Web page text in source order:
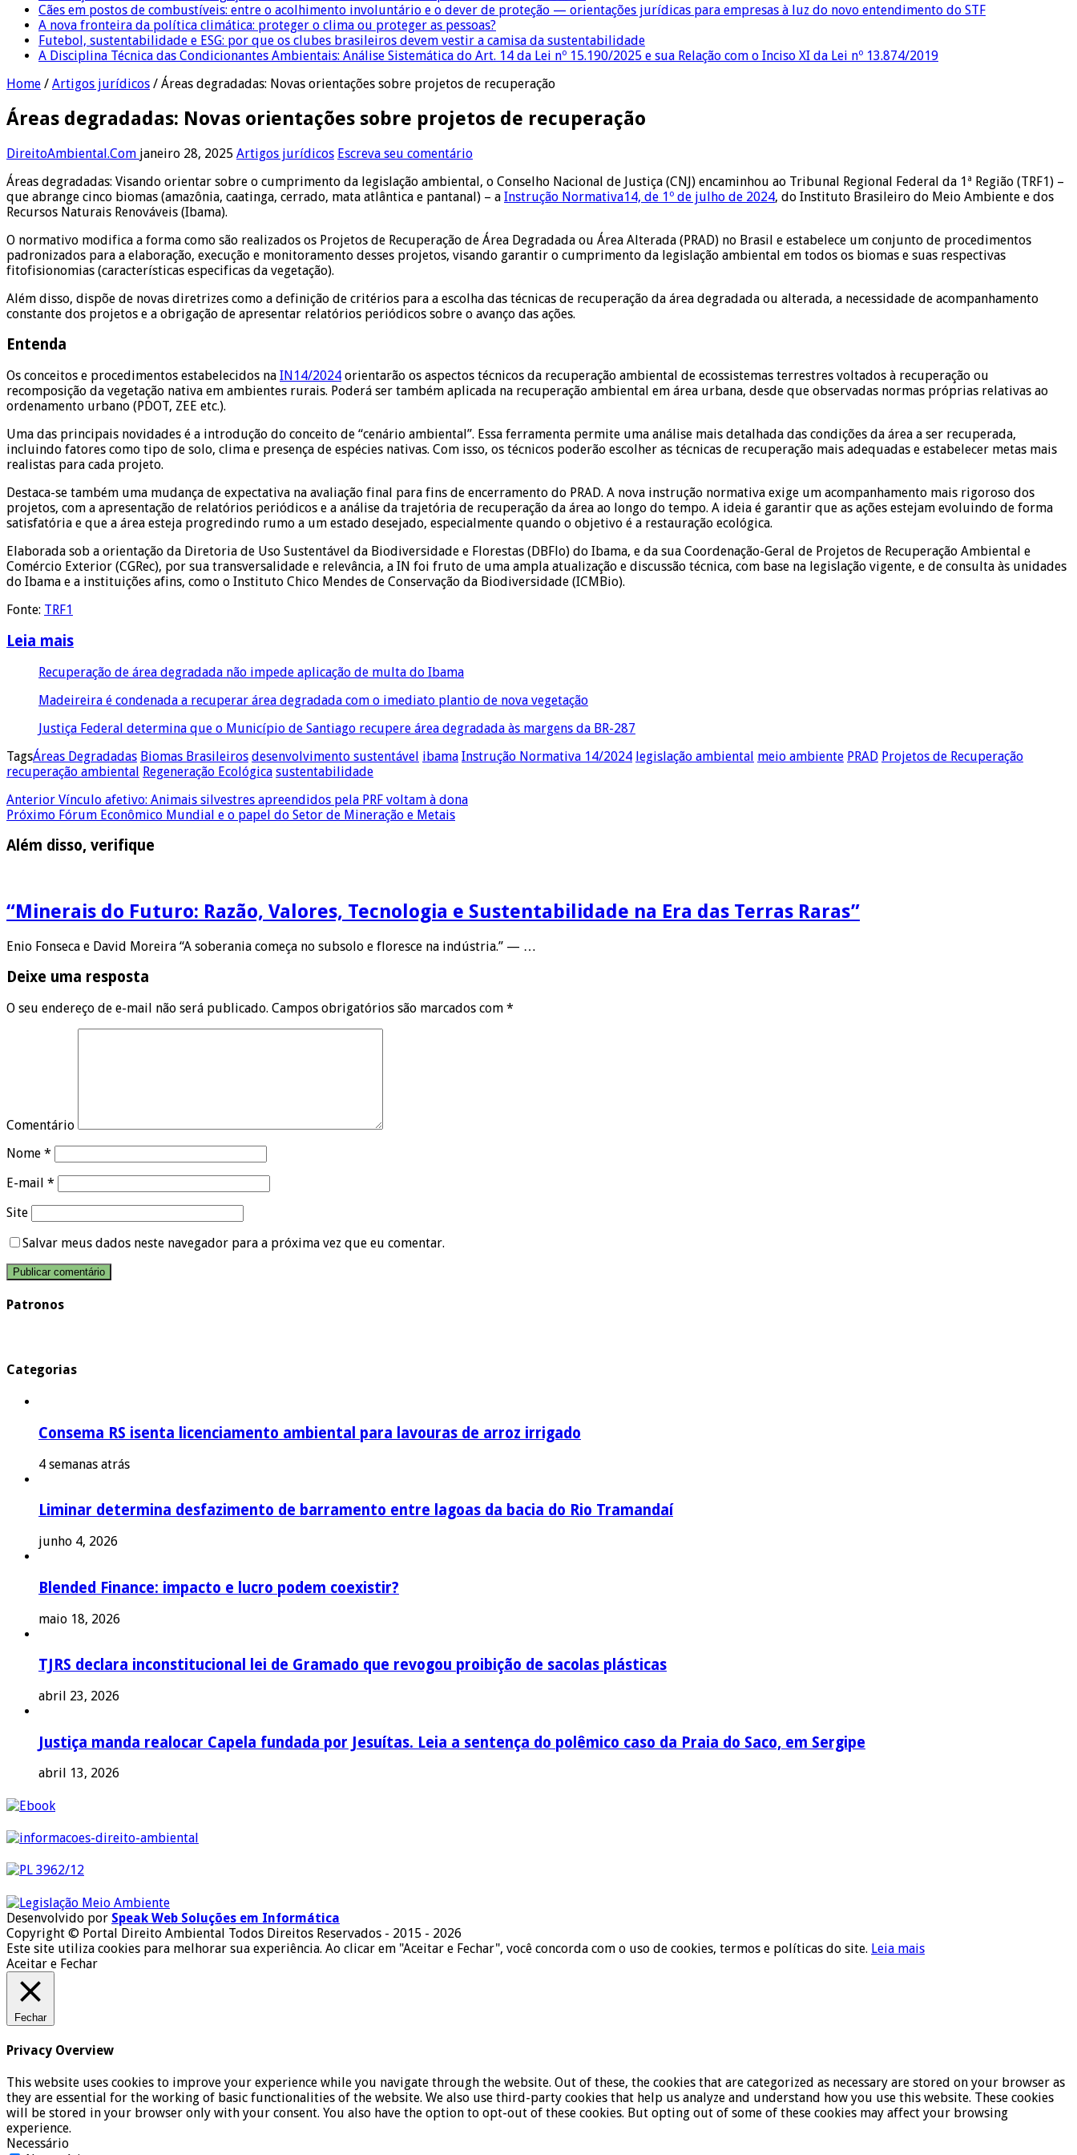
Cães em postos de combustíveis: entre o acolhimento involuntário e o dever de proteção — orientações jurídicas para empresas à luz do novo entendimento do STF
A nova fronteira da política climática: proteger o clima ou proteger as pessoas?
Futebol, sustentabilidade e ESG: por que os clubes brasileiros devem vestir a camisa da sustentabilidade
A Disciplina Técnica das Condicionantes Ambientais: Análise Sistemática do Art. 14 da Lei nº 15.190/2025 e sua Relação com o Inciso XI da Lei nº 13.874/2019
Home / Artigos jurídicos / Áreas degradadas: Novas orientações sobre projetos de recuperação
Áreas degradadas: Novas orientações sobre projetos de recuperação
DireitoAmbiental.Com janeiro 28, 2025 Artigos jurídicos Escreva seu comentário
Áreas degradadas: Visando orientar sobre o cumprimento da legislação ambiental, o Conselho Nacional de Justiça (CNJ) encaminhou ao Tribunal Regional Federal da 1ª Região (TRF1) –
que abrange cinco biomas (amazônia, caatinga, cerrado, mata atlântica e pantanal) – a Instrução Normativa14, de 1º de julho de 2024, do Instituto Brasileiro do Meio Ambiente e dos
Recursos Naturais Renováveis (Ibama).
O normativo modifica a forma como são realizados os Projetos de Recuperação de Área Degradada ou Área Alterada (PRAD) no Brasil e estabelece um conjunto de procedimentos
padronizados para a elaboração, execução e monitoramento desses projetos, visando garantir o cumprimento da legislação ambiental em todos os biomas e suas respectivas
fitofisionomias (características especificas da vegetação).
Além disso, dispõe de novas diretrizes como a definição de critérios para a escolha das técnicas de recuperação da área degradada ou alterada, a necessidade de acompanhamento
constante dos projetos e a obrigação de apresentar relatórios periódicos sobre o avanço das ações.
Entenda
Os conceitos e procedimentos estabelecidos na IN14/2024 orientarão os aspectos técnicos da recuperação ambiental de ecossistemas terrestres voltados à recuperação ou
recomposição da vegetação nativa em ambientes rurais. Poderá ser também aplicada na recuperação ambiental em área urbana, desde que observadas normas próprias relativas ao
ordenamento urbano (PDOT, ZEE etc.).
Uma das principais novidades é a introdução do conceito de “cenário ambiental”. Essa ferramenta permite uma análise mais detalhada das condições da área a ser recuperada,
incluindo fatores como tipo de solo, clima e presença de espécies nativas. Com isso, os técnicos poderão escolher as técnicas de recuperação mais adequadas e estabelecer metas mais
realistas para cada projeto.
Destaca-se também uma mudança de expectativa na avaliação final para fins de encerramento do PRAD. A nova instrução normativa exige um acompanhamento mais rigoroso dos
projetos, com a apresentação de relatórios periódicos e a análise da trajetória de recuperação da área ao longo do tempo. A ideia é garantir que as ações estejam evoluindo de forma
satisfatória e que a área esteja progredindo rumo a um estado desejado, especialmente quando o objetivo é a restauração ecológica.
Elaborada sob a orientação da Diretoria de Uso Sustentável da Biodiversidade e Florestas (DBFlo) do Ibama, e da sua Coordenação-Geral de Projetos de Recuperação Ambiental e
Comércio Exterior (CGRec), por sua transversalidade e relevância, a IN foi fruto de uma ampla atualização e discussão técnica, com base na legislação vigente, e de consulta às unidades
do Ibama e a instituições afins, como o Instituto Chico Mendes de Conservação da Biodiversidade (ICMBio).
Fonte: TRF1
Leia mais
Recuperação de área degradada não impede aplicação de multa do Ibama
Madeireira é condenada a recuperar área degradada com o imediato plantio de nova vegetação
Justiça Federal determina que o Município de Santiago recupere área degradada às margens da BR-287
TagsÁreas Degradadas Biomas Brasileiros desenvolvimento sustentável ibama Instrução Normativa 14/2024 legislação ambiental meio ambiente PRAD Projetos de Recuperação
recuperação ambiental Regeneração Ecológica sustentabilidade
Anterior Vínculo afetivo: Animais silvestres apreendidos pela PRF voltam à dona
Próximo Fórum Econômico Mundial e o papel do Setor de Mineração e Metais
Além disso, verifique
“Minerais do Futuro: Razão, Valores, Tecnologia e Sustentabilidade na Era das Terras Raras”
Enio Fonseca e David Moreira “A soberania começa no subsolo e floresce na indústria.” — …
Deixe uma resposta
O seu endereço de e-mail não será publicado. Campos obrigatórios são marcados com *
Comentário
Nome *
E-mail *
Site
Salvar meus dados neste navegador para a próxima vez que eu comentar.
Patronos
Categorias
Consema RS isenta licenciamento ambiental para lavouras de arroz irrigado
4 semanas atrás
Liminar determina desfazimento de barramento entre lagoas da bacia do Rio Tramandaí
junho 4, 2026
Blended Finance: impacto e lucro podem coexistir?
maio 18, 2026
TJRS declara inconstitucional lei de Gramado que revogou proibição de sacolas plásticas
abril 23, 2026
Justiça manda realocar Capela fundada por Jesuítas. Leia a sentença do polêmico caso da Praia do Saco, em Sergipe
abril 13, 2026
Desenvolvido por Speak Web Soluções em Informática
Copyright © Portal Direito Ambiental Todos Direitos Reservados - 2015 - 2026
Este site utiliza cookies para melhorar sua experiência. Ao clicar em "Aceitar e Fechar", você concorda com o uso de cookies, termos e políticas do site. Leia mais
Aceitar e Fechar
Fechar
Privacy Overview
This website uses cookies to improve your experience while you navigate through the website. Out of these, the cookies that are categorized as necessary are stored on your browser as
they are essential for the working of basic functionalities of the website. We also use third-party cookies that help us analyze and understand how you use this website. These cookies
will be stored in your browser only with your consent. You also have the option to opt-out of these cookies. But opting out of some of these cookies may affect your browsing
experience.
Necessário